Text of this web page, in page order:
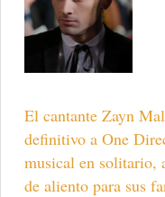
El cantante Zayn
definitivo a One
musical en solitario,
de aliento para sus